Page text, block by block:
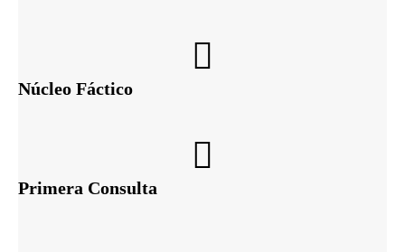
Núcleo Fáctico
Primera Consulta